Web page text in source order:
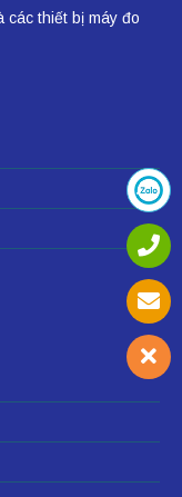
các thiết bị máy đo